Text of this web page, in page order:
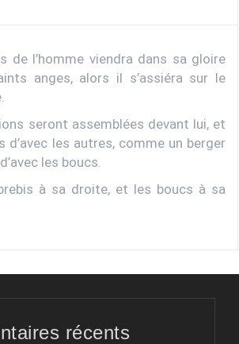
de l’homme viendra dans sa gloire
anges, alors il s’assiéra sur le
seront assemblées devant lui, et
d’avec les autres, comme un berger
les boucs.
à sa droite, et les boucs à sa
récents